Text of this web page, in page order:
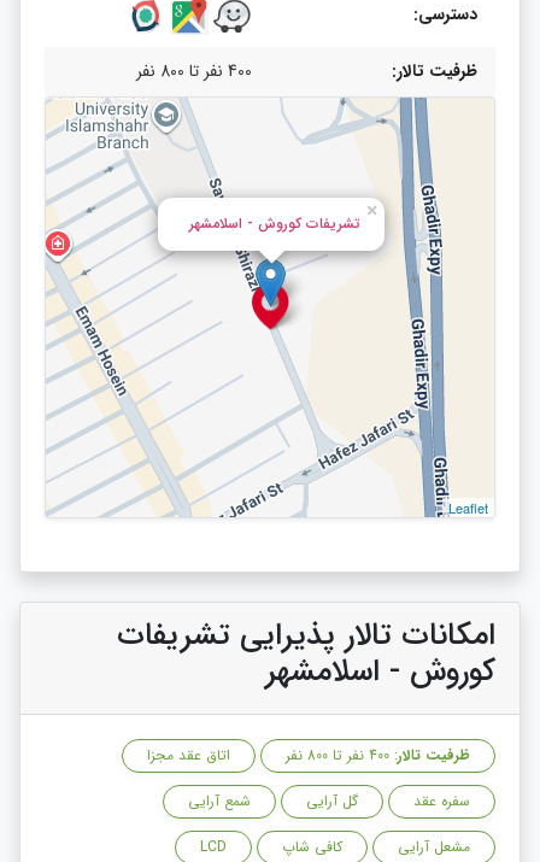
دسترسی:
ظرفیت تالار: 400 نفر تا 800 نفر
تشریفات کوروش - اسلامشهر
×
Leaflet
امکانات تالار پذیرایی تشریفات
کوروش - اسلامشهر
ظرفیت تالار: 400 نفر تا 800 نفر
اتاق عقد مجزا
سفره عقد
گل آرایی
شمع آرایی
مشعل آرایی
کافی شاپ LCD